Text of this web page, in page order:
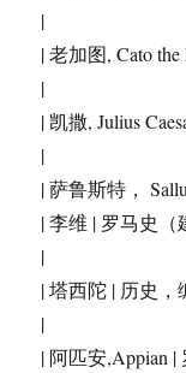
|
| 老加图, Cato
|
| 凯撒, Julius
|
| 萨鲁斯特，
| 李维 | 罗马史（
|
| 塔西陀 | 历史
|
| 阿匹安,Appian |